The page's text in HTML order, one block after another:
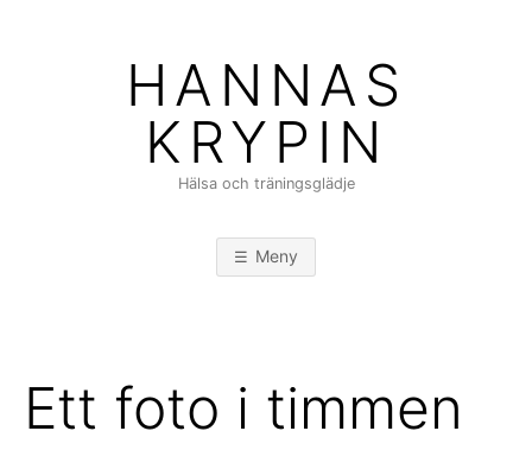
HANNAS
KRYPIN
Hälsa och träningsglädje
Meny
Ett foto i timmen